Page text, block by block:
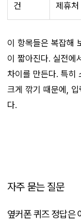
건
제휴처
이 항목들은 복잡해
이 짧아진다. 실전에
차이를 만든다. 특히
크게 깎기 때문에,
다.
자주 묻는 질문
옆커폰 퀴즈 정답은